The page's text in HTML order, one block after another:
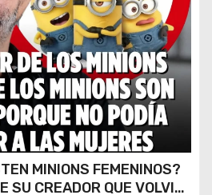
MINIONS FEMENINOS?
SU CREADOR QUE VOLVIÓ